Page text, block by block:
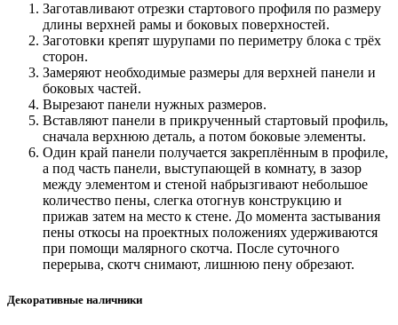
Заготавливают отрезки стартового профиля по размеру
длины верхней рамы и боковых поверхностей.
Заготовки крепят шурупами по периметру блока с трёх
сторон.
Замеряют необходимые размеры для верхней панели и
боковых частей.
Вырезают панели нужных размеров.
Вставляют панели в прикрученный стартовый профиль,
сначала верхнюю деталь, а потом боковые элементы.
Один край панели получается закреплённым в профиле,
а под часть панели, выступающей в комнату, в зазор
между элементом и стеной набрызгивают небольшое
количество пены, слегка отогнув конструкцию и
прижав затем на место к стене. До момента застывания
пены откосы на проектных положениях удерживаются
при помощи малярного скотча. После суточного
перерыва, скотч снимают, лишнюю пену обрезают.
Декоративные наличники